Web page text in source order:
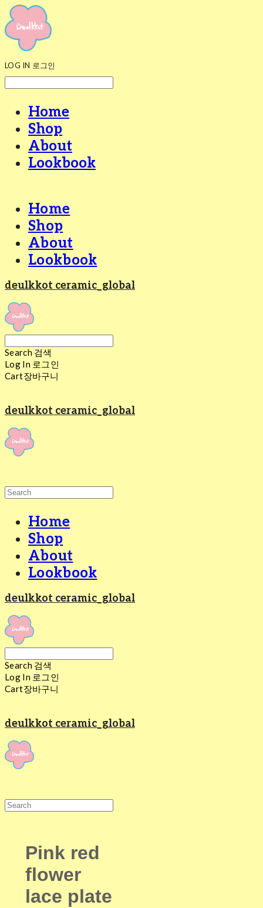
LOG IN 로그인
Home
Shop
About
Lookbook
Home
Shop
About
Lookbook
deulkkot ceramic_global
Search 검색
Log In 로그인
Cart장바구니
deulkkot ceramic_global
Home
Shop
About
Lookbook
deulkkot ceramic_global
Search 검색
Log In 로그인
Cart장바구니
deulkkot ceramic_global
Pink red
flower
lace plate